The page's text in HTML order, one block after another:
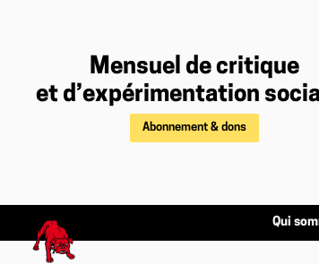
Mensuel de critique
et d’expérimentation
Abonnement & dons
Qui